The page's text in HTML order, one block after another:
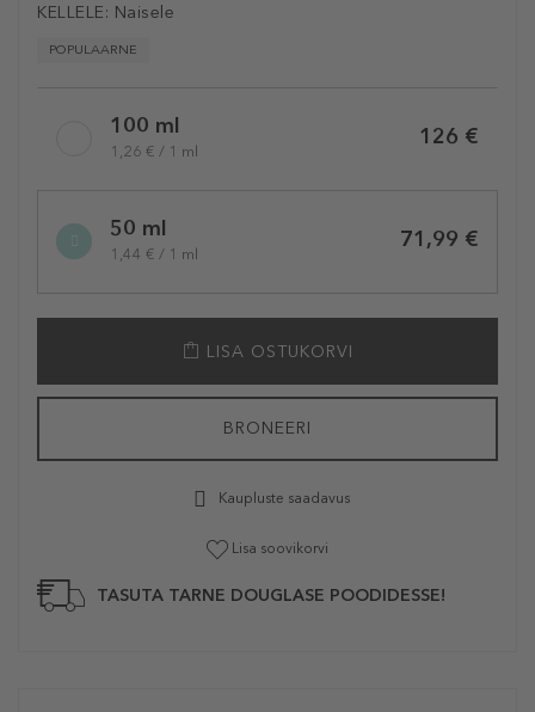
KELLELE: Naisele
POPULAARNE
variation100 ml
1,26 € / 1 ml
126 €
50 ml
1,44 € / 1 ml
71,99 €
LISA OSTUKORVI
BRONEERI
Kaupluste saadavus
Lisa soovikorvi
TASUTA TARNE DOUGLASE POODIDESSE!